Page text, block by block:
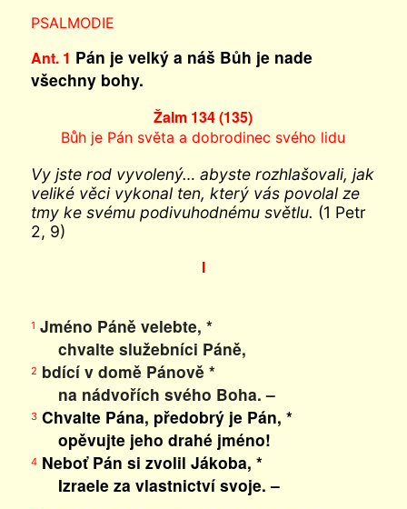
PSALMODIE
Ant. 1 Pán je velký a náš Bůh je nade
všechny bohy.
Žalm 134 (135)
Bůh je Pán světa a dobrodinec svého lidu
Vy jste rod vyvolený… abyste rozhlašovali, jak
veliké věci vykonal ten, který vás povolal ze
tmy ke svému podivuhodnému světlu. (1 Petr
2, 9)
I
1 Jméno Páně velebte, *
chvalte služebníci Páně,
2 bdící v domě Pánově *
na nádvořích svého Boha. –
3Chvalte Pána, předobrý je Pán, *
opěvujte jeho drahé jméno!
4Neboť Pán si zvolil Jákoba, *
Izraele za vlastnictví svoje. –